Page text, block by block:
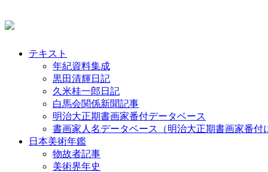
テキスト
年紀資料集成
黒田清輝日記
久米桂一郎日記
白馬会関係新聞記事
明治大正期書画家番付データベース
書画家人名データベース（明治大正期書画家番付
日本美術年鑑
物故者記事
美術界年史